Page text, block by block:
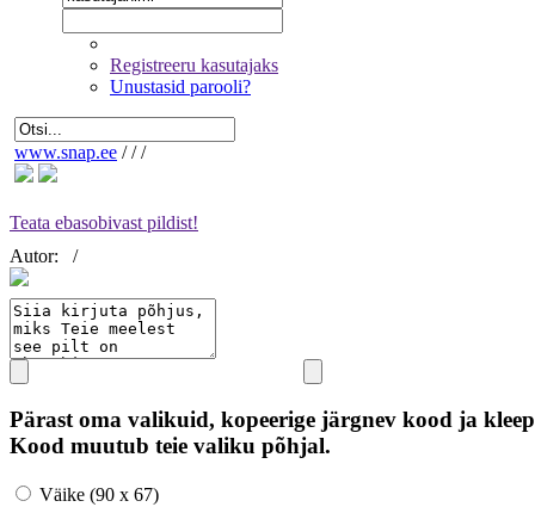
Registreeru kasutajaks
Unustasid parooli?
www.snap.ee / / /
Teata ebasobivast pildist!
Autor:
/
Pärast oma valikuid, kopeerige järgnev kood ja
Kood muutub teie valiku põhjal.
Väike (90 x 67)